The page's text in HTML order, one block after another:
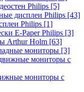
Philips [5]
дисплеи Philips [43]
Philips [1]
E-Paper Philips [3]
Arthur Holm [63]
мониторы [3]
мониторы с
мониторы с